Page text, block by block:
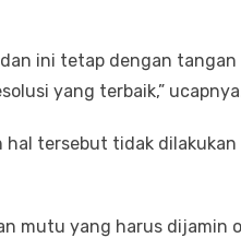
ini tetap dengan tangan
yang terbaik,”
hal tersebut tidak dilakukan
mutu yang harus dijamin